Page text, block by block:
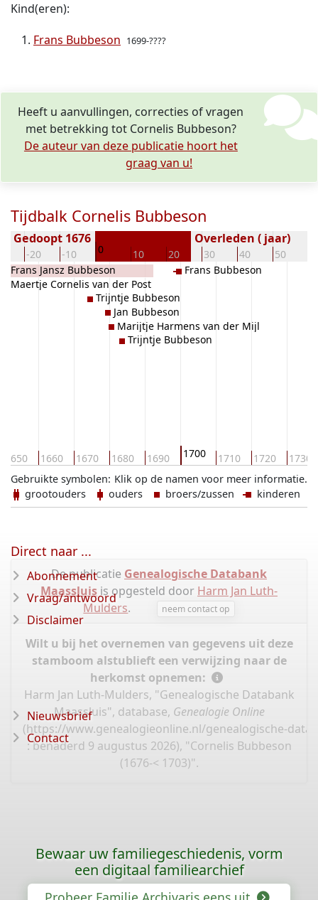
Kind(eren):
Frans Bubbeson 1699-????
Heeft u aanvullingen, correcties of vragen
met betrekking tot Cornelis Bubbeson?
De auteur van deze publicatie hoort het
graag van u!
Tijdbalk Cornelis Bubbeson
-20 -10 0 10 20 30 40 50
Gedoopt 1676 Overleden ( jaar)
1650 1660 1670 1680 1690 1700 1710 1720 1730
Frans Jansz Bubbeson
Maertje Cornelis van der Post
Trijntje Bubbeson
Jan Bubbeson
Marijtje Harmens van der Mijl
Trijntje Bubbeson
Frans Bubbeson
Klik op de namen voor meer informatie.
Gebruikte symbolen:
grootouders
ouders broers/zussen kinderen
De publicatie Genealogische Databank
Maassluis is opgesteld door Harm Jan Luth-
Mulders. neem contact op
Wilt u bij het overnemen van gegevens uit deze
stamboom alstublieft een verwijzing naar de
herkomst opnemen:
Harm Jan Luth-Mulders, "Genealogische Databank
Maassluis", database, Genealogie Online
(https://www.genealogieonline.nl/genealogische-
: benaderd 9 augustus 2026), "Cornelis Bubbeson
(1676-< 1703)".
Direct naar ...
Abonnement
Vraag/antwoord
Disclaimer
Nieuwsbrief
Contact
Bewaar uw familiegeschiedenis, vorm
een digitaal familiearchief